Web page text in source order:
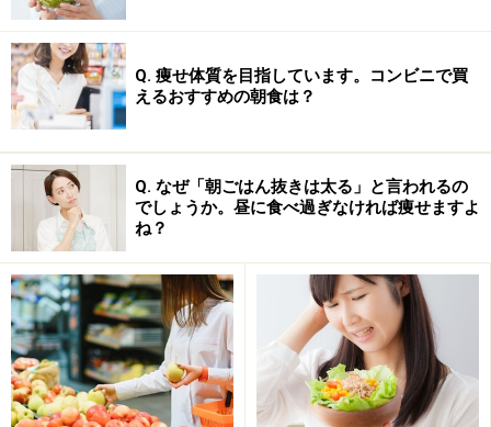
Q. 痩せ体質を目指しています。コンビニで買
えるおすすめの朝食は？
Q. なぜ「朝ごはん抜きは太る」と言われるの
でしょうか。昼に食べ過ぎなければ痩せますよ
ね？